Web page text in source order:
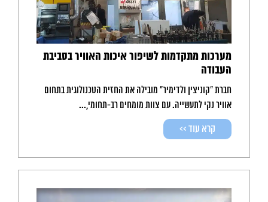
מערכות מתקדמות לשיפור איכות האוויר בסביבת
העבודה
חברת "קוניצין ולדימיר" מובילה את החזית הטכנולוגית בתחום
אוויר נקי לתעשייה. עם צוות מומחים רב-תחומי,...
קרא עוד >>